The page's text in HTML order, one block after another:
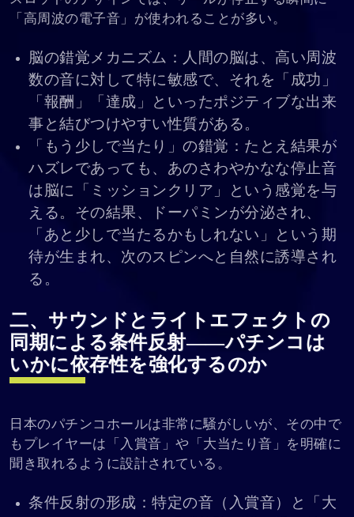
「高周波の電子音」が使われることが多い。
脳の錯覚メカニズム：人間の脳は、高い周波
数の音に対して特に敏感で、それを「成功」
「報酬」「達成」といったポジティブな出来
事と結びつけやすい性質がある。
「もう少しで当たり」の錯覚：たとえ結果が
ハズレであっても、あのさわやかなな停止音
は脳に「ミッションクリア」という感覚を与
える。その結果、ドーパミンが分泌され、
「あと少しで当たるかもしれない」という期
待が生まれ、次のスピンへと自然に誘導され
る。
二、サウンドとライトエフェクトの
同期による条件反射――パチンコは
いかに依存性を強化するのか
日本のパチンコホールは非常に騒がしいが、その中で
もプレイヤーは「入賞音」や「大当たり音」を明確に
聞き取れるように設計されている。
条件反射の形成：特定の音（入賞音）と「大